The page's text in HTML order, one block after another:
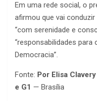
Em uma rede social, o
afirmou que vai
“com serenidade e
“responsabilidades
Democracia”.
Fonte: Por Elisa
e G1 — Brasília